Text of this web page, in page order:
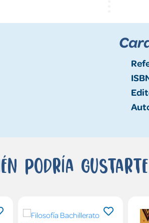
podría gustarte...